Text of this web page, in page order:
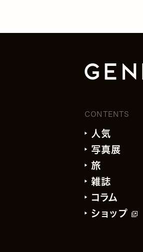
CONTENTS
人気
写真展
旅
雑誌
コラム
ショップ